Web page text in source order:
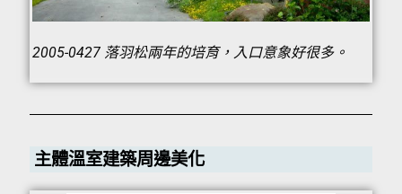
2005-0427 落羽松兩年的培育，入口意象好很多。
主體溫室建築周邊美化